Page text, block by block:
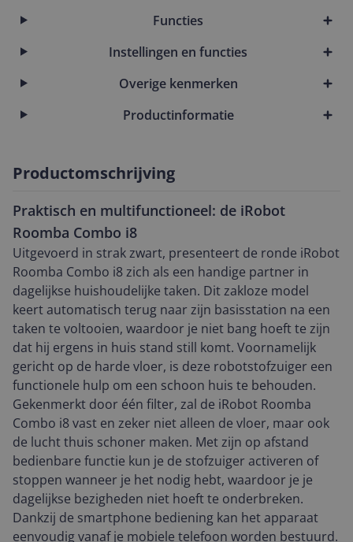
Functies
Instellingen en functies
Overige kenmerken
Productinformatie
Productomschrijving
Praktisch en multifunctioneel: de iRobot
Roomba Combo i8
Uitgevoerd in strak zwart, presenteert de ronde iRobot
Roomba Combo i8 zich als een handige partner in
dagelijkse huishoudelijke taken. Dit zakloze model
keert automatisch terug naar zijn basisstation na een
taken te voltooien, waardoor je niet bang hoeft te zijn
dat hij ergens in huis stand still komt. Voornamelijk
gericht op de harde vloer, is deze robotstofzuiger een
functionele hulp om een schoon huis te behouden.
Gekenmerkt door één filter, zal de iRobot Roomba
Combo i8 vast en zeker niet alleen de vloer, maar ook
de lucht thuis schoner maken. Met zijn op afstand
bedienbare functie kun je de stofzuiger activeren of
stoppen wanneer je het nodig hebt, waardoor je je
dagelijkse bezigheden niet hoeft te onderbreken.
Dankzij de smartphone bediening kan het apparaat
eenvoudig vanaf je mobiele telefoon worden bestuurd.